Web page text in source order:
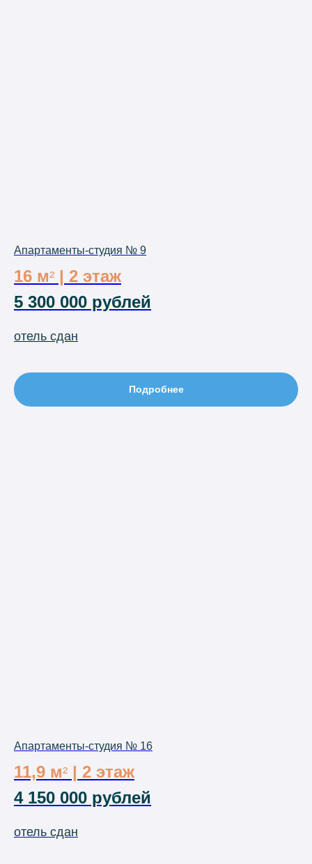
Апартаменты-студия № 9
16 м² | 2 этаж
5 300 000 рублей
отель сдан
Подробнее
Апартаменты-студия № 16
11,9 м² | 2 этаж
4 150 000 рублей
отель сдан